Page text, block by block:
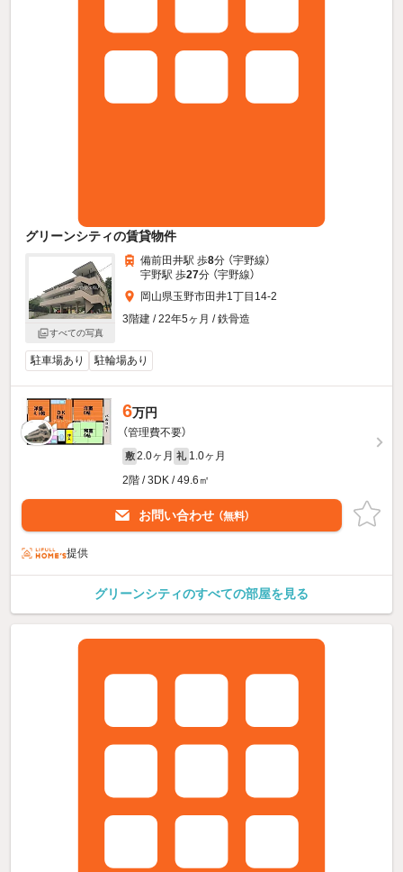
グリーンシティの賃貸物件
すべての写真
備前田井駅 歩8分 （宇野線）
宇野駅 歩27分 （宇野線）
岡山県玉野市田井1丁目14-2
3階建 / 22年5ヶ月 / 鉄骨造
駐車場あり 駐輪場あり
6万円
（管理費不要）
敷 2.0ヶ月 礼 1.0ヶ月
2階 / 3DK / 49.6㎡
お問い合わせ （無料）
提供
グリーンシティのすべての部屋を見る